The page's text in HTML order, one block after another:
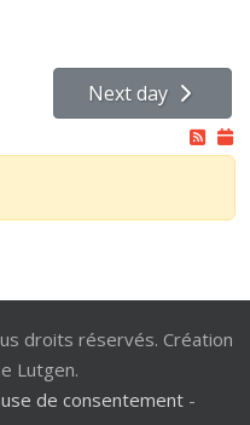
Next day
droits réservés. Création
Lutgen.
de consentement -